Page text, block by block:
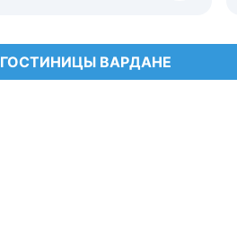
ГОСТИНИЦЫ ВАРДАНЕ